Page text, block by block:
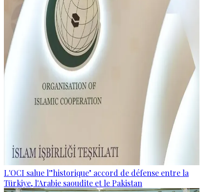
L'OCI salue l'"historique" accord de défense entre la
Türkiye, l'Arabie saoudite et le Pakistan